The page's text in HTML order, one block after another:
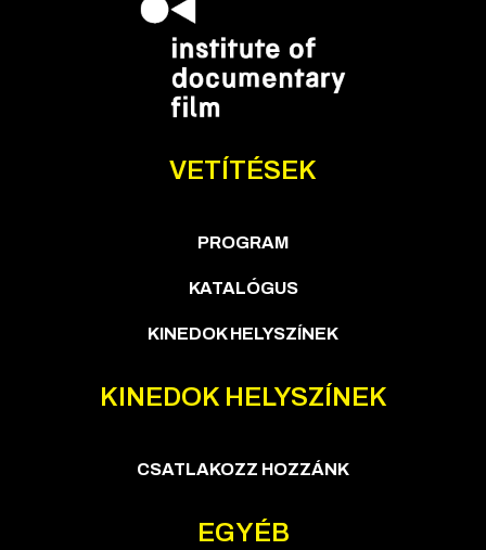
VETÍTÉSEK
PROGRAM
KATALÓGUS
KINEDOK HELYSZÍNEK
KINEDOK HELYSZÍNEK
CSATLAKOZZ HOZZÁNK
EGYÉB